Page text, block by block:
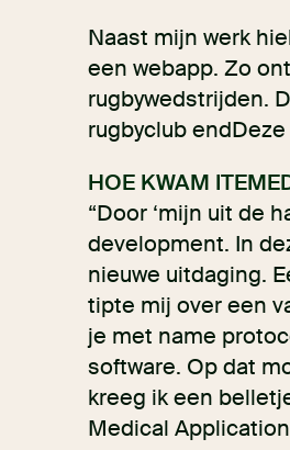
Naast mijn werk
een webapp. Zo
rugbywedstrijden.
rugbyclub
HOE KWAM
“Door ‘mijn uit de
development. In
nieuwe uitdaging.
tipte mij over een
je met name
software. Op dat
kreeg ik een
Medical